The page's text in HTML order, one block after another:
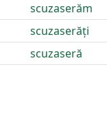
scuzaserăm
scuzaserăți
scuzaseră